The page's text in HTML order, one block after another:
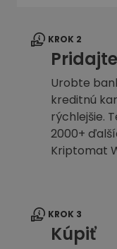
KROK 2
Pridajte
Urobte
kreditnú
rýchlejšie.
2000+
Kriptomat
KROK 3
Kúpiť